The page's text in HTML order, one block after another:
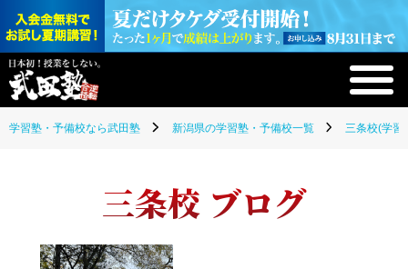
学習塾・予備校なら武田塾 新潟県の学習塾・予備校一覧 三条校(学習
三条校 ブログ